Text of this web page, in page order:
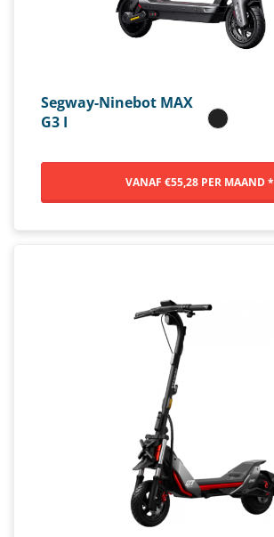
Segway-Ninebot MAX
G3 I
VANAF €55,28 PER MAAND *